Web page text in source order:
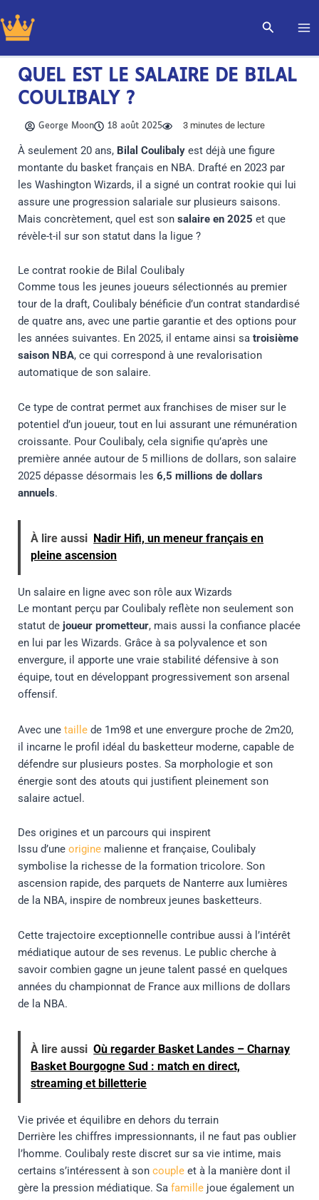
au
contenu
QUEL EST LE SALAIRE DE BILAL
COULIBALY ?
George Moon 18 août 2025 3minutes de lecture
À seulement 20 ans, Bilal Coulibalyest déjà une figure
montante du basket français en NBA. Drafté en 2023 par
les Washington Wizards, il a signé un contrat rookie qui lui
assure une progression salariale sur plusieurs saisons.
Mais concrètement, quel est son salaire en 2025 et que
révèle-t-il sur son statut dans la ligue ?
Le contrat rookie de Bilal Coulibaly
Comme tous les jeunes joueurs sélectionnés au premier
tour de la draft, Coulibaly bénéficie d’un contrat standardisé
de quatre ans, avec une partie garantie et des options pour
les années suivantes. En 2025, il entame ainsi sa troisième
saison NBA, ce qui correspond à une revalorisation
automatique de son salaire.
Ce type de contrat permet aux franchises de miser sur le
potentiel d’un joueur, tout en lui assurant une rémunération
croissante. Pour Coulibaly, cela signifie qu’après une
première année autour de 5 millions de dollars, son salaire
2025 dépasse désormais les 6,5 millions de dollars
annuels.
À lire aussi Nadir Hifi, un meneur français en
pleine ascension
Un salaire en ligne avec son rôle aux Wizards
Le montant perçu par Coulibaly reflète non seulement son
statut de joueur prometteur, mais aussi la confiance placée
en lui par les Wizards. Grâce à sa polyvalence et son
envergure, il apporte une vraie stabilité défensive à son
équipe, tout en développant progressivement son arsenal
offensif.
Avec une taillede 1m98 et une envergure proche de 2m20,
il incarne le profil idéal du basketteur moderne, capable de
défendre sur plusieurs postes. Sa morphologie et son
énergie sont des atouts qui justifient pleinement son
salaire actuel.
Des origines et un parcours qui inspirent
Issu d’une originemalienne et française, Coulibaly
symbolise la richesse de la formation tricolore. Son
ascension rapide, des parquets de Nanterre aux lumières
de la NBA, inspire de nombreux jeunes basketteurs.
Cette trajectoire exceptionnelle contribue aussi à l’intérêt
médiatique autour de ses revenus. Le public cherche à
savoir combien gagne un jeune talent passé en quelques
années du championnat de France aux millions de dollars
de la NBA.
À lire aussi Où regarder Basket Landes – Charnay
Basket Bourgogne Sud : match en direct,
streaming et billetterie
Vie privée et équilibre en dehors du terrain
Derrière les chiffres impressionnants, il ne faut pas oublier
l’homme. Coulibaly reste discret sur sa vie intime, mais
certains s’intéressent à son coupleet à la manière dont il
gère la pression médiatique. Sa famillejoue également un